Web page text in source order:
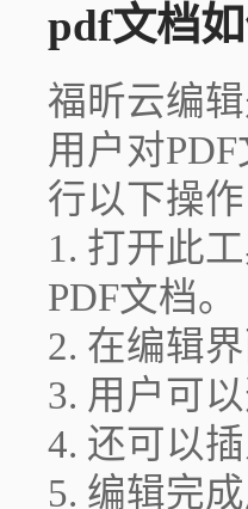
pdf文档
福昕云编
用户对
行以下操作
1. 打开此
PDF文档。
2. 在编辑
3. 用户可
4. 还可以
5. 编辑完